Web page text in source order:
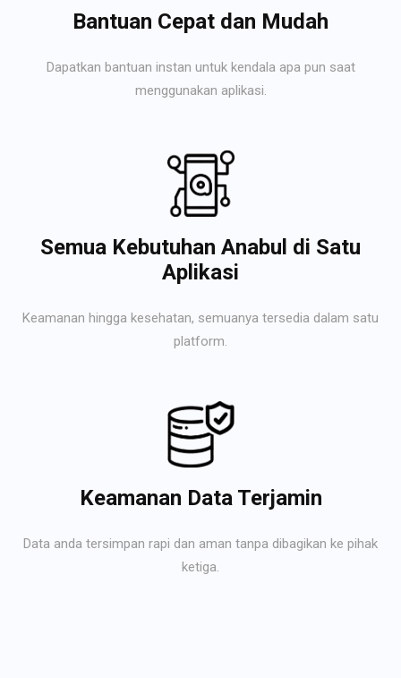
Bantuan Cepat dan Mudah
Dapatkan bantuan instan untuk kendala apa pun saat
menggunakan aplikasi.
Semua Kebutuhan Anabul di Satu
Aplikasi
Keamanan hingga kesehatan, semuanya tersedia dalam satu
platform.
Keamanan Data Terjamin
Data anda tersimpan rapi dan aman tanpa dibagikan ke pihak
ketiga.